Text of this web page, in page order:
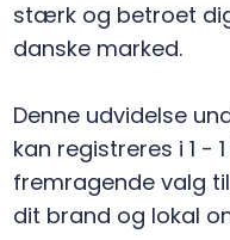
stærk og betroet
danske marked.
Denne udvidelse
kan registreres i 1 -
fremragende valg
dit brand og lokal